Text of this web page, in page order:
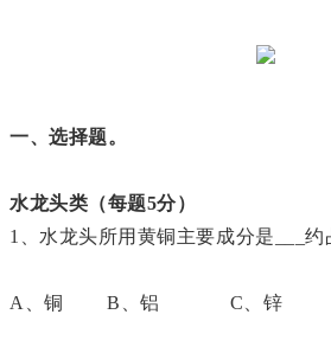
一、选择题。
水龙头类（每题5分）
1、水龙头所用黄铜主要成分是___约
A、铜 B、铝 C、锌